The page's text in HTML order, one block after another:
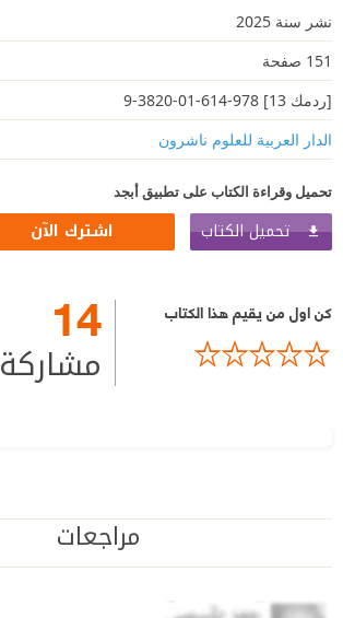
نشر سنة 2025
151 صفحة
[ردمك 13] 978-614-01-3820-9
الدار العربية للعلوم ناشرون
تحميل وقراءة الكتاب على تطبيق أبجد
تحميل الكتاب اشترك الآن
كن اول من يقيم هذا الكتاب 14
مشاركة
مراجعات